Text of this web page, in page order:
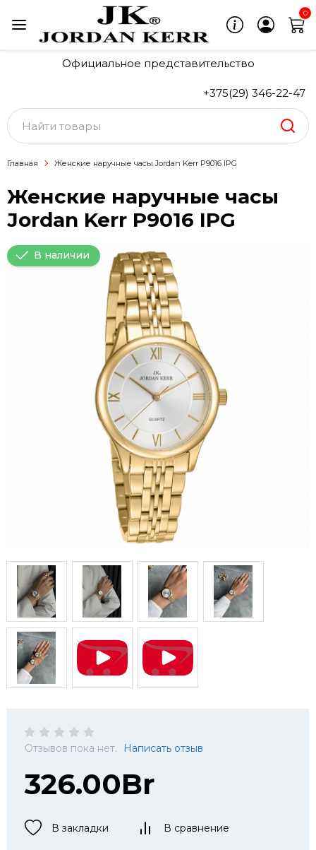
0
Официальное представительство
+375(29) 346-22-47
Главная Женские наручные часы Jordan Kerr P9016 IPG
Женские наручные часы
Jordan Kerr P9016 IPG
В наличии
Отзывов пока нет. Написать отзыв
326.00Br
В закладки В сравнение